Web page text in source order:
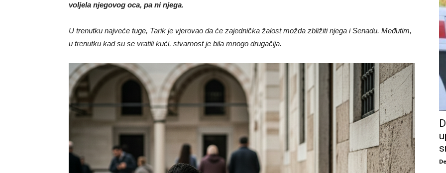
voljela njegovog oca, pa ni njega.
U trenutku najveće tuge, Tarik je vjerovao da će zajednička žalost možda zbližiti njega i Senadu. Međutim,
u trenutku kad su se vratili kući, stvarnost je bila mnogo drugačija.